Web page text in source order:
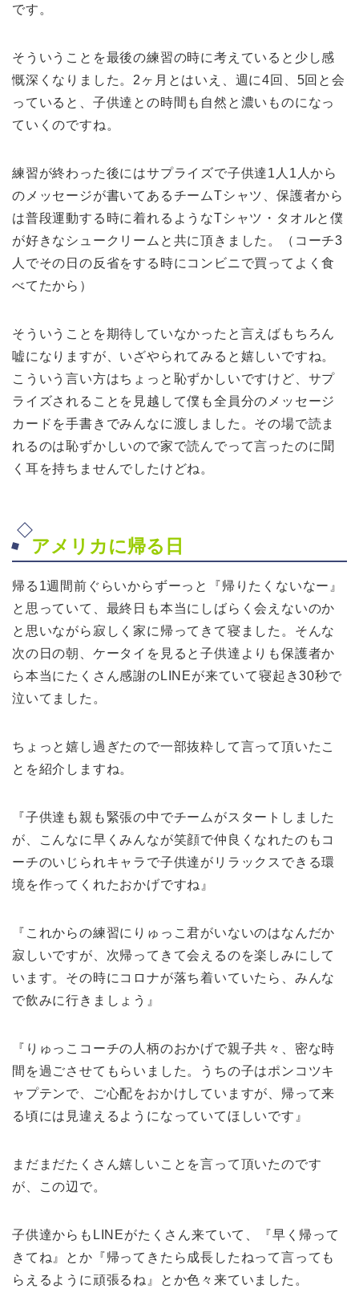
です。
そういうことを最後の練習の時に考えていると少し感
慨深くなりました。2ヶ月とはいえ、週に4回、5回と会
っていると、子供達との時間も自然と濃いものになっ
ていくのですね。
練習が終わった後にはサプライズで子供達1人1人から
のメッセージが書いてあるチームTシャツ、保護者から
は普段運動する時に着れるようなTシャツ・タオルと僕
が好きなシュークリームと共に頂きました。（コーチ3
人でその日の反省をする時にコンビニで買ってよく食
べてたから）
そういうことを期待していなかったと言えばもちろん
嘘になりますが、いざやられてみると嬉しいですね。
こういう言い方はちょっと恥ずかしいですけど、サプ
ライズされることを見越して僕も全員分のメッセージ
カードを手書きでみんなに渡しました。その場で読ま
れるのは恥ずかしいので家で読んでって言ったのに聞
く耳を持ちませんでしたけどね。
アメリカに帰る日
帰る1週間前ぐらいからずーっと『帰りたくないなー』
と思っていて、最終日も本当にしばらく会えないのか
と思いながら寂しく家に帰ってきて寝ました。そんな
次の日の朝、ケータイを見ると子供達よりも保護者か
ら本当にたくさん感謝のLINEが来ていて寝起き30秒で
泣いてました。
ちょっと嬉し過ぎたので一部抜粋して言って頂いたこ
とを紹介しますね。
『子供達も親も緊張の中でチームがスタートしました
が、こんなに早くみんなが笑顔で仲良くなれたのもコ
ーチのいじられキャラで子供達がリラックスできる環
境を作ってくれたおかげですね』
『これからの練習にりゅっこ君がいないのはなんだか
寂しいですが、次帰ってきて会えるのを楽しみにして
います。その時にコロナが落ち着いていたら、みんな
で飲みに行きましょう』
『りゅっこコーチの人柄のおかげで親子共々、密な時
間を過ごさせてもらいました。うちの子はポンコツキ
ャプテンで、ご心配をおかけしていますが、帰って来
る頃には見違えるようになっていてほしいです』
まだまだたくさん嬉しいことを言って頂いたのです
が、この辺で。
子供達からもLINEがたくさん来ていて、『早く帰って
きてね』とか『帰ってきたら成長したねって言っても
らえるように頑張るね』とか色々来ていました。